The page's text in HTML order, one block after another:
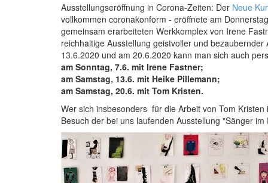
Ausstellungseröffnung in Corona-Zeiten: Der Neue
vollkommen coronakonform - eröffnete am
gemeinsam erarbeiteten Werkkomplex von Irene
reichhaltige Ausstellung geistvoller und
13.6.2020 und am 20.6.2020 kann man sich auch
am Sonntag, 7.6. mit Irene Fastner;
am Samstag, 13.6. mit Heike Pillemann;
am Samstag, 20.6. mit Tom Kristen.
Wer sich insbesonders für die Arbeit von Tom
Besuch der bei uns laufenden Ausstellung "Sänger